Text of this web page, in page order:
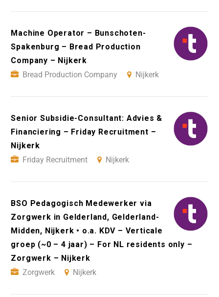
Machine Operator – Bunschoten-
Spakenburg – Bread Production
Company – Nijkerk
Bread Production Company
Nijkerk
Senior Subsidie-Consultant: Advies &
Financiering – Friday Recruitment –
Nijkerk
Friday Recruitment
Nijkerk
BSO Pedagogisch Medewerker via
Zorgwerk in Gelderland, Gelderland-
Midden, Nijkerk • o.a. KDV – Verticale
groep (~0 – 4 jaar) – For NL residents only –
Zorgwerk – Nijkerk
Zorgwerk
Nijkerk